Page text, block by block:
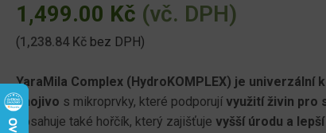
1,499.00 Kč (vč. DPH)
(1,238.84 Kč bez DPH)
YaraMila Complex (HydroKOMPLEX) je univerzální
hnojivo s mikroprvky, které podporují využití živin pro
obsahuje také hořčík, který zajišťuje vyšší úrodu a